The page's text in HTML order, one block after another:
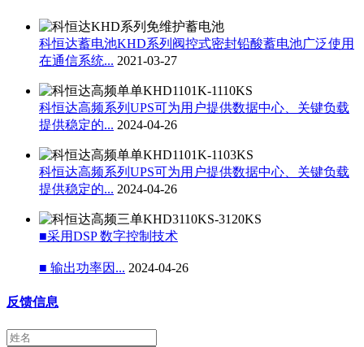
科恒达蓄电池KHD系列阀控式密封铅酸蓄电池广泛使用
在通信系统... 2021-03-27
科恒达高频系列UPS可为用户提供数据中心、关键负载
提供稳定的... 2024-04-26
科恒达高频系列UPS可为用户提供数据中心、关键负载
提供稳定的... 2024-04-26
■采用DSP 数字控制技术
■ 输出功率因... 2024-04-26
反馈信息